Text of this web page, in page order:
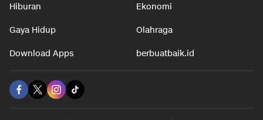
Hiburan Ekonomi
Gaya Hidup Olahraga
Download Apps berbuatbaik.id